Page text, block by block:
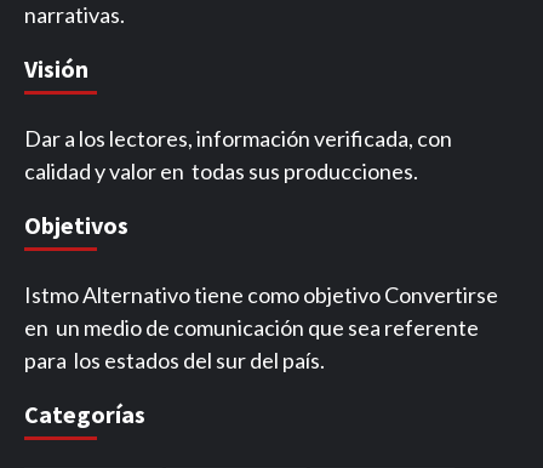
narrativas.
Visión
Dar a los lectores, información verificada, con
calidad y valor en todas sus producciones.
Objetivos
Istmo Alternativo tiene como objetivo Convertirse
en un medio de comunicación que sea referente
para los estados del sur del país.
Categorías